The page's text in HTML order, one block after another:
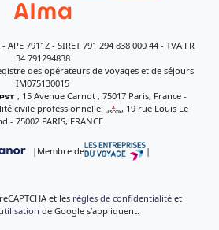
APE 7911Z - SIRET 791 294 838 000 44 - TVA FR
34 791294838
des opérateurs de voyages et de séjours
IM075130015
, 15 Avenue Carnot , 75017 Paris, France -
civile professionnelle:
, 19 rue Louis Le
- 75002 PARIS, FRANCE
| Membre de
|
et les règles de confidentialitéet
de Google s’appliquent.